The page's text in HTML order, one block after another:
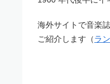
海外サイトで音楽
ご紹介します（ラ